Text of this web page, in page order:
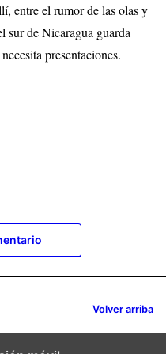
entre el rumor de las olas y
sur de Nicaragua guarda
presentaciones.
Volver arriba